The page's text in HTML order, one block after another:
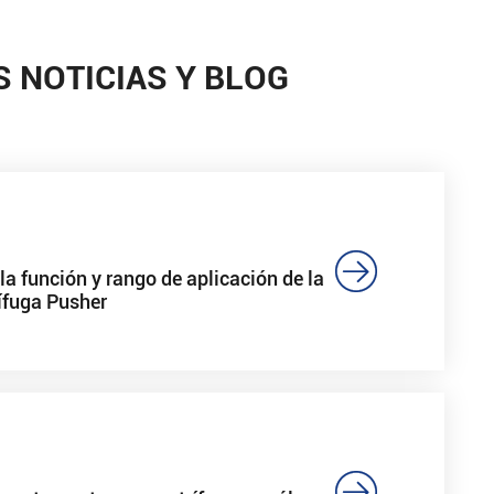
NOTICIAS Y BLOG
función y rango de aplicación de la
Pusher
